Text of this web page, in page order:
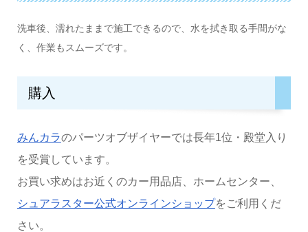
洗車後、濡れたままで施工できるので、水を拭き取る手間がな
く、作業もスムーズです。
購入
みんカラのパーツオブザイヤーでは長年1位・殿堂入り
を受賞しています。
お買い求めはお近くのカー用品店、ホームセンター、
シュアラスター公式オンラインショップをご利用くだ
さい。